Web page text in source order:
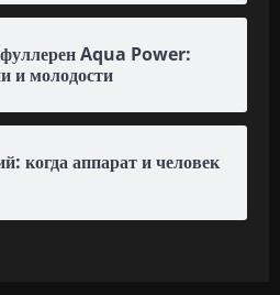
Aqua Power:
и молодости
когда аппарат и человек